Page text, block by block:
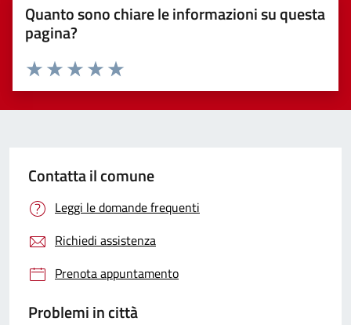
Quanto sono chiare le informazioni su questa
pagina?
Valuta 5 stelle su 5
Valuta 4 stelle su 5
Valuta 3 stelle su 5
Valuta 2 stelle su 5
Valuta 1 stelle su 5
Contatta il comune
Leggi le domande frequenti
Richiedi assistenza
Prenota appuntamento
Problemi in città